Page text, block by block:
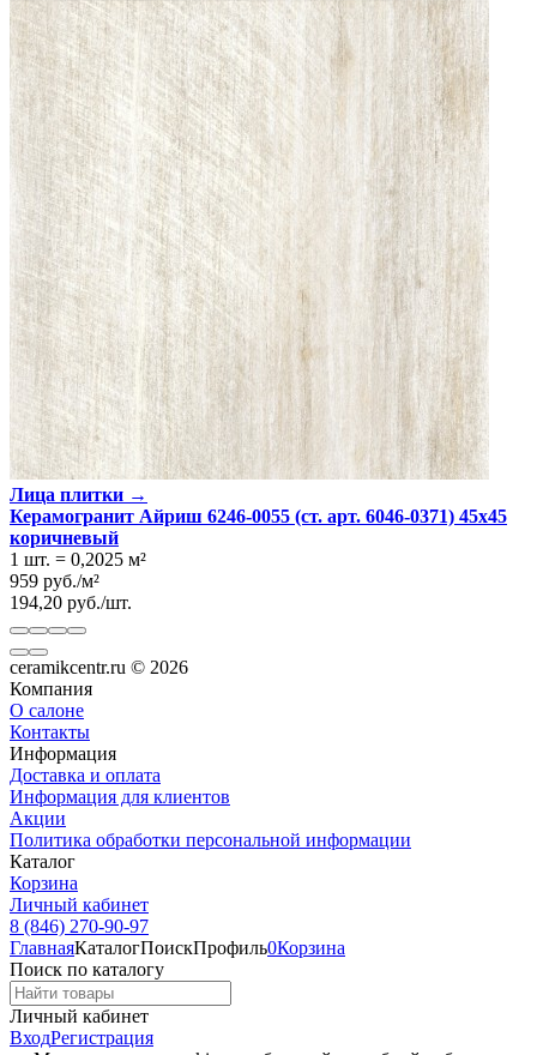
Лица плитки →
Керамогранит Айриш 6246-0055 (ст. арт. 6046-0371) 45х45
коричневый
1 шт. = 0,2025 м²
959 руб./м²
194,20 руб./шт.
ceramikcentr.ru © 2026
Компания
О салоне
Контакты
Информация
Доставка и оплата
Информация для клиентов
Акции
Политика обработки персональной информации
Каталог
Корзина
Личный кабинет
8 (846) 270-90-97
ГлавнаяКаталогПоискПрофиль0Корзина
Поиск по каталогу
Личный кабинет
ВходРегистрация